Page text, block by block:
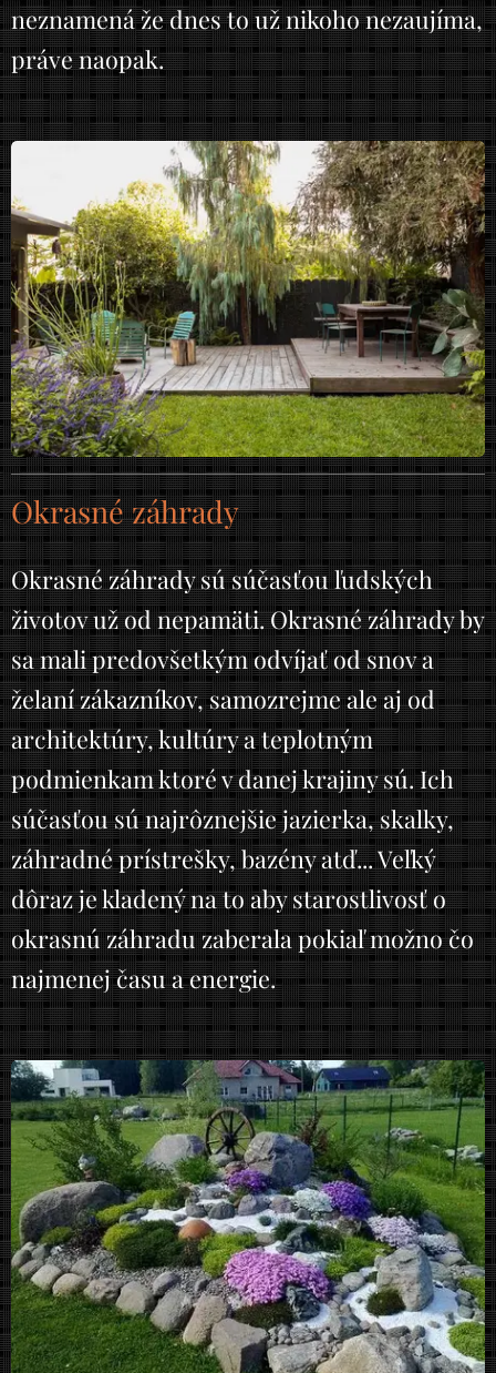
neznamená že dnes to už nikoho nezaujíma,
práve naopak.
Okrasné záhrady
Okrasné záhrady sú súčasťou ľudských
životov už od nepamäti. Okrasné záhrady by
sa mali predovšetkým odvíjať od snov a
želaní zákazníkov, samozrejme ale aj od
architektúry, kultúry a teplotným
podmienkam ktoré v danej krajiny sú. Ich
súčasťou sú najrôznejšie jazierka, skalky,
záhradné prístrešky, bazény atď... Veľký
dôraz je kladený na to aby starostlivosť o
okrasnú záhradu zaberala pokiaľ možno čo
najmenej času a energie.